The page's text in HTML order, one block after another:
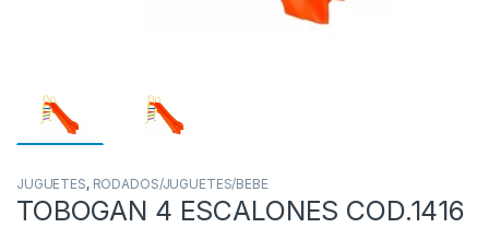
JUGUETES, RODADOS/JUGUETES/BEBE
TOBOGAN 4 ESCALONES COD.1416